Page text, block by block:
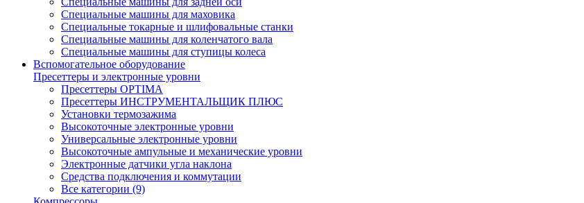
Специальные машины для маховика
Специальные токарные и шлифовальные станки
Специальные машины для коленчатого вала
Специальные машины для ступицы колеса
Вспомогательное оборудование
Пресеттеры и электронные уровни
Пресеттеры OPTIMA
Пресеттеры ИНСТРУМЕНТАЛЬЩИК ПЛЮС
Установки термозажима
Высокоточные электронные уровни
Универсальные электронные уровни
Высокоточные ампульные и механические уровни
Электронные датчики угла наклона
Средства подключения и коммутации
Все категории (9)